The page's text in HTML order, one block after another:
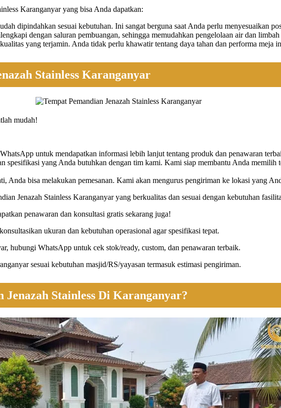
Karanganyar yang bisa Anda dapatkan:
dipindahkan sesuai kebutuhan. Ini sangat berguna saat Anda perlu menyesuaikan
dengan saluran pembuangan, sehingga memudahkan pengelolaan air dan limbah
yang terjamin. Anda tidak perlu khawatir tentang daya tahan dan performa meja
Stainless Karanganyar
mudah!
untuk mendapatkan informasi lebih lanjut tentang produk dan penawaran
spesifikasi yang Anda butuhkan dengan tim kami. Kami siap membantu Anda memilih
Anda bisa melakukan pemesanan. Kami akan mengurus pengiriman ke lokasi yang
Jenazah Stainless Karanganyar yang berkualitas dan sesuai dengan kebutuhan
penawaran dan konsultasi gratis sekarang juga!
ukuran dan kebutuhan operasional agar spesifikasi tepat.
hubungi WhatsApp untuk cek stok/ready, custom, dan penawaran terbaik.
sesuai kebutuhan masjid/RS/yayasan termasuk estimasi pengiriman.
Stainless Di Karanganyar?